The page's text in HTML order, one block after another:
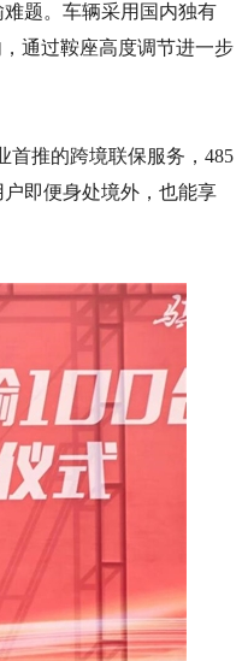
题。车辆采用国内独有
通过鞍座高度调节进一步
首推的跨境联保服务，485
即便身处境外，也能享